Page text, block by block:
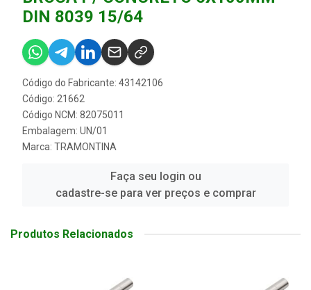
DIN 8039 15/64
Código do Fabricante: 43142106
Código: 21662
Código NCM: 82075011
Embalagem: UN/01
Marca: TRAMONTINA
Faça seu login ou
cadastre-se para ver preços e comprar
Produtos Relacionados